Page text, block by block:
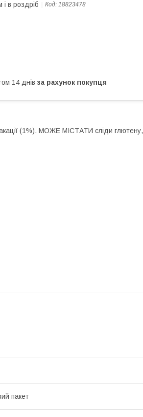
і в роздріб Код: 18823478
14 днів за рахунок покупця
(1%). МОЖЕ МІСТАТИ сліди глютену,
пакет